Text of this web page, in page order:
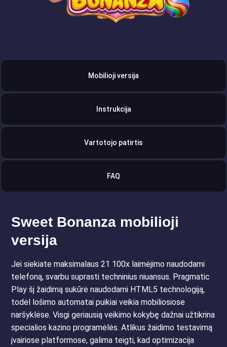
Mobilioji versija
Instrukcija
Vartotojo patirtis
FAQ
Sweet Bonanza mobilioji
versija
Jei siekiate maksimalaus 21 100x laimėjimo naudodami
telefoną, svarbu suprasti techninius niuansus. Pragmatic
Play šį žaidimą sukūrė naudodami HTML5 technologiją,
todėl lošimo automatai puikiai veikia mobiliosiose
naršyklėse. Visgi geriausią veikimo kokybę dažnai užtikrina
specialios kazino programėlės. Atlikus žaidimo testavimą
įvairiose platformose, galima teigti, kad optimizacija